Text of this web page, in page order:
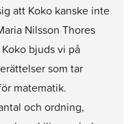
att Koko kanske inte
Nilsson Thores
bjuds vi på
som tar
matematik.
och ordning,